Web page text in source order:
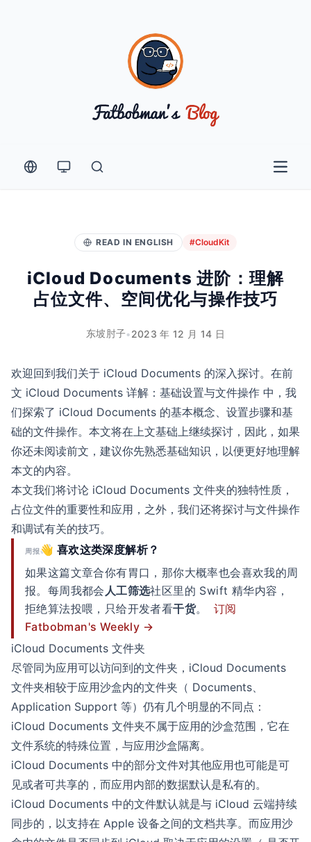
Open
READ IN ENGLISH #CloudKit
iCloud Documents 进阶：理解
占位文件、空间优化与操作技巧
东坡肘子•2023 年 12 月 14 日
欢迎回到我们关于 iCloud Documents 的深入探讨。在前
文 iCloud Documents 详解：基础设置与文件操作 中，我
们探索了 iCloud Documents 的基本概念、设置步骤和基
础的文件操作。本文将在上文基础上继续探讨，因此，如果
你还未阅读前文，建议你先熟悉基础知识，以便更好地理解
本文的内容。
本文我们将讨论 iCloud Documents 文件夹的独特性质，
占位文件的重要性和应用，之外，我们还将探讨与文件操作
和调试有关的技巧。
周报👋 喜欢这类深度解析？
如果这篇文章合你有胃口，那你大概率也会喜欢我的周
报。每周我都会 人工筛选社区里的 Swift 精华内容，
拒绝算法投喂，只给开发者看干货。
订阅
Fatbobman's Weekly →
iCloud Documents 文件夹
尽管同为应用可以访问到的文件夹，iCloud Documents
文件夹相较于应用沙盒内的文件夹（ Documents、
Application Support 等）仍有几个明显的不同点：
iCloud Documents 文件夹不属于应用的沙盒范围，它在
文件系统的特殊位置，与应用沙盒隔离。
iCloud Documents 中的部分文件对其他应用也可能是可
见或者可共享的，而应用内部的数据默认是私有的。
iCloud Documents 中的文件默认就是与 iCloud 云端持续
同步的，以支持在 Apple 设备之间的文档共享。而应用沙